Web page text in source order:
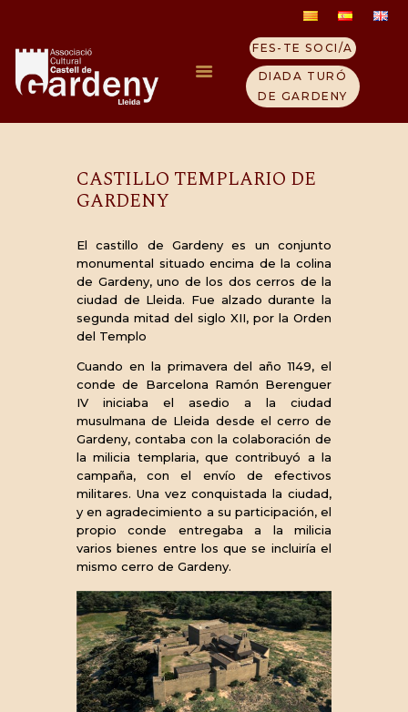
FES-TE SOCI/A
DIADA TURÓ
DE GARDENY
ELS TEMPLERS
TURÓ GARDENY
QUI SOM
CONTACTE
NOTICIES
Castell templer de
gardeny cast
8 octubre, 2019
CASTILLO TEMPLARIO DE
GARDENY
El castillo de Gardeny es un conjunto
monumental situado encima de la colina
de Gardeny, uno de los dos cerros de la
ciudad de Lleida. Fue alzado durante la
segunda mitad del siglo XII, por la Orden
del Templo
Cuando en la primavera del año 1149, el
conde de Barcelona Ramón Berenguer
IV iniciaba el asedio a la ciudad
musulmana de Lleida desde el cerro de
Gardeny, contaba con la colaboración de
la milicia templaria, que contribuyó a la
campaña, con el envío de efectivos
militares. Una vez conquistada la ciudad,
y en agradecimiento a su participación, el
propio conde entregaba a la milicia
varios bienes entre los que se incluiría el
mismo cerro de Gardeny.